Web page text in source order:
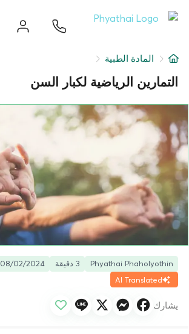
عن
فرع المستشفى
المادة الطبية
التمارين الرياضية لكبار السن
Phyathai Phaholyothin 3 دقيقة
08/02/2024
AI Translated
يشارك